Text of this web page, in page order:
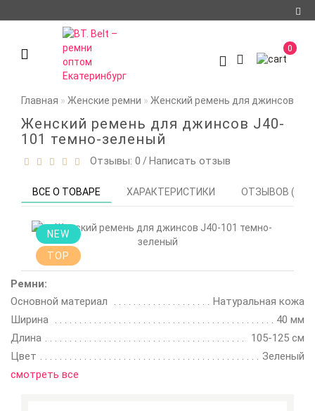
Авторизация
Доставка и оплата
сотрудничества
Политика
Контакты
0
0
Главная Женские ремни Женский ремень для джинсов
Женский ремень для джинсов J40-
101 темно-зеленый
Отзывы: 0 /Написать отзыв
ВСЕ О ТОВАРЕ ХАРАКТЕРИСТИКИ ОТЗЫВОВ (0)
NEW
TOP
Ремни:
Основной материал
Натуральная кожа
Ширина
40 мм
Длина
105-125 см
Цвет
Зеленый
смотреть все